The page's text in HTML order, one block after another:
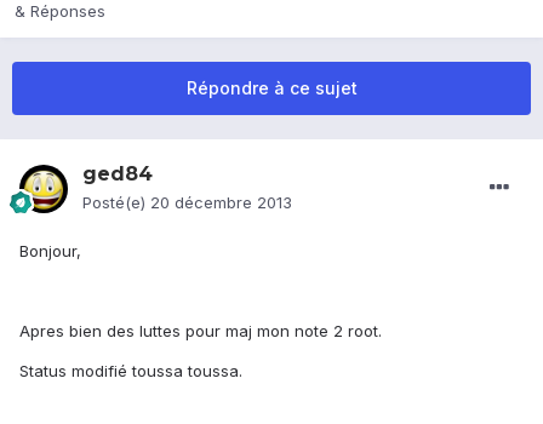
& Réponses
Répondre à ce sujet
ged84
Posté(e) 20 décembre 2013
Bonjour,
Apres bien des luttes pour maj mon note 2 root.
Status modifié toussa toussa.